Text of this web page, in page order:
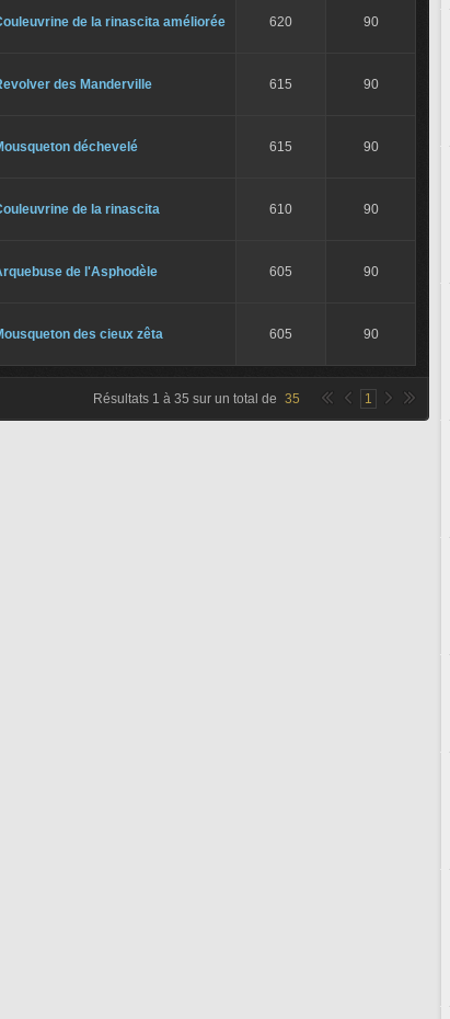
de la rinascita améliorée 620 90
des Manderville 615 90
déchevelé 615 90
de la rinascita 610 90
de l'Asphodèle 605 90
des cieux zêta 605 90
Résultats 1 à 35 sur un total de 35 1